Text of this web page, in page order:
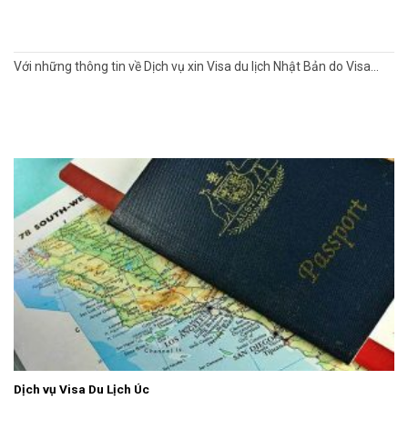
Với những thông tin về Dịch vụ xin Visa du lịch Nhật Bản do Visa...
Dịch vụ Visa Du Lịch Úc